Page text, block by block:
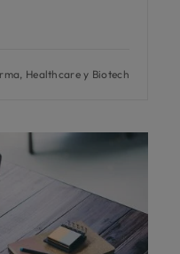
Healthcare y Biotech